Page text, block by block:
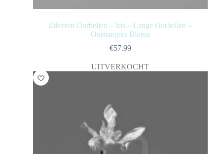
Zilveren Oorbellen – Iris – Lange Oorbellen –
Oorhangers Bloem
€57.99
UITVERKOCHT